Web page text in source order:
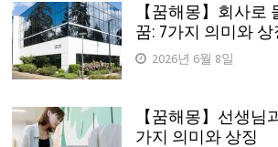
【꿈해몽】회사로
꿈: 7가지 의미와 상
2026년 6월 8일
【꿈해몽】선생님
가지 의미와 상징